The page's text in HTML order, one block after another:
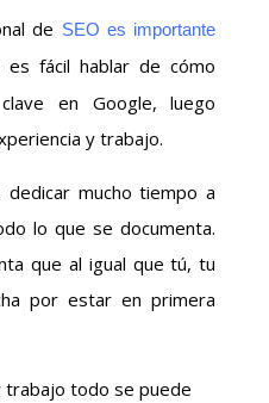
de SEO es importante
es fácil hablar de cómo
en Google, luego
y trabajo.
mucho tiempo a
lo que se documenta.
que al igual que tú, tu
por estar en primera
trabajo todo se puede